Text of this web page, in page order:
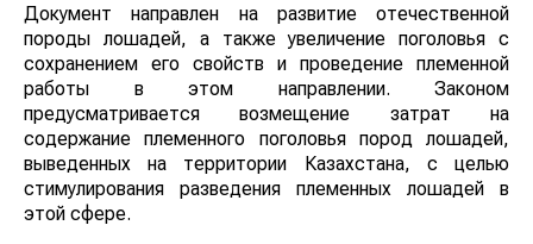
Документ направлен на развитие отечественной
породы лошадей, а также увеличение поголовья с
сохранением его свойств и проведение племенной
работы в этом направлении. Законом
предусматривается возмещение затрат на
содержание племенного поголовья пород лошадей,
выведенных на территории Казахстана, с целью
стимулирования разведения племенных лошадей в
этой сфере.